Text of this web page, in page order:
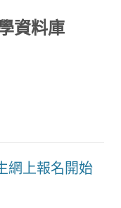
資料庫
網上報名開始